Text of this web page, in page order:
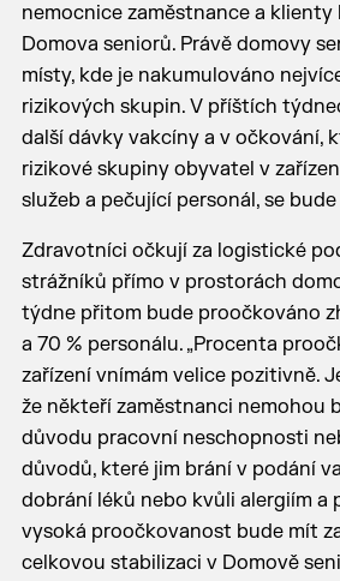
nemocnice zaměstnance a klienty
Domova seniorů. Právě domovy
místy, kde je nakumulováno
rizikových skupin. V příštích
další dávky vakcíny a v očkování,
rizikové skupiny obyvatel v
služeb a pečující personál, se
Zdravotníci očkují za logistické
strážníků přímo v prostorách
týdne přitom bude proočkováno
a 70 % personálu. „Procenta
zařízení vnímám velice pozitivně.
že někteří zaměstnanci nemohou
důvodu pracovní neschopnosti
důvodů, které jim brání v podání
dobrání léků nebo kvůli alergiím a
vysoká proočkovanost bude mít
celkovou stabilizaci v Domově